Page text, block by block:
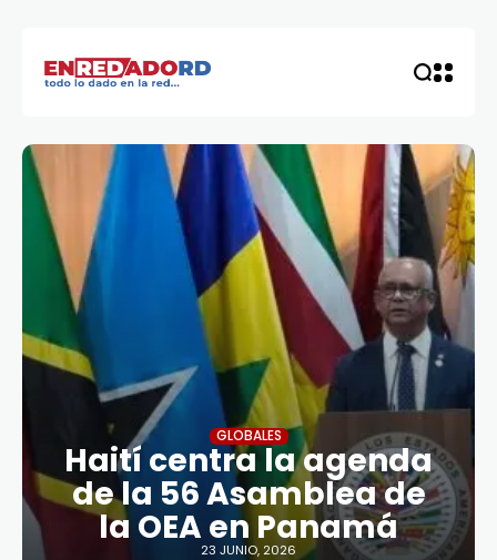
GLOBALES
Haití centra la agenda
de la 56 Asamblea de
la OEA en Panamá
23 JUNIO, 2026